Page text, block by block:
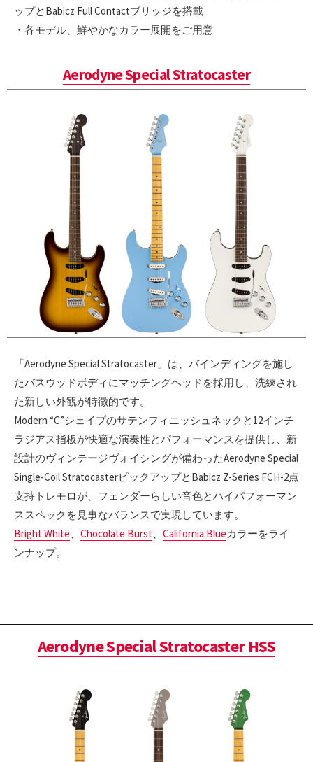
ップとBabicz Full Contactブリッジを搭載
・各モデル、鮮やかなカラー展開をご用意
Aerodyne Special Stratocaster
「Aerodyne Special Stratocaster」は、バインディングを施し
たバスウッドボディにマッチングヘッドを採用し、洗練され
た新しい外観が特徴的です。
Modern “C”シェイプのサテンフィニッシュネックと12インチ
ラジアス指板が快適な演奏性とパフォーマンスを提供し、新
設計のヴィンテージヴォイシングが備わったAerodyne Special
Single-Coil StratocasterピックアップとBabicz Z-Series FCH-2点
支持トレモロが、フェンダーらしい音色とハイパフォーマン
ススペックを見事なバランスで実現しています。
Bright White、 Chocolate Burst、 California Blueカラーをライ
ンナップ。
Aerodyne Special Stratocaster HSS